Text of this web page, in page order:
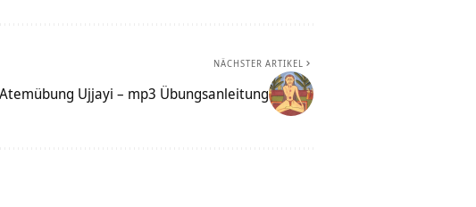
NÄCHSTER ARTIKEL
Ujjayi – mp3 Übungsanleitung